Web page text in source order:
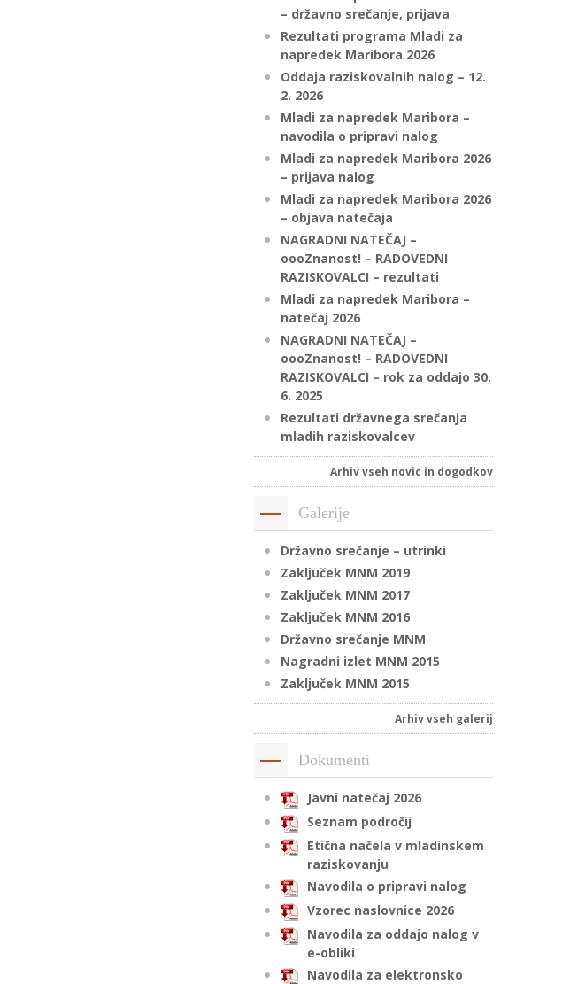
– državno srečanje, prijava
Rezultati programa Mladi za
napredek Maribora 2026
Oddaja raziskovalnih nalog – 12.
2. 2026
Mladi za napredek Maribora –
navodila o pripravi nalog
Mladi za napredek Maribora 2026
– prijava nalog
Mladi za napredek Maribora 2026
– objava natečaja
NAGRADNI NATEČAJ –
oooZnanost! – RADOVEDNI
RAZISKOVALCI – rezultati
Mladi za napredek Maribora –
natečaj 2026
NAGRADNI NATEČAJ –
oooZnanost! – RADOVEDNI
RAZISKOVALCI – rok za oddajo 30.
6. 2025
Rezultati državnega srečanja
mladih raziskovalcev
Arhiv vseh novic in dogodkov
Galerije
Državno srečanje – utrinki
Zaključek MNM 2019
Zaključek MNM 2017
Zaključek MNM 2016
Državno srečanje MNM
Nagradni izlet MNM 2015
Zaključek MNM 2015
Arhiv vseh galerij
Dokumenti
Javni natečaj 2026
Seznam področij
Etična načela v mladinskem
raziskovanju
Navodila o pripravi nalog
Vzorec naslovnice 2026
Navodila za oddajo nalog v
e-obliki
Navodila za elektronsko